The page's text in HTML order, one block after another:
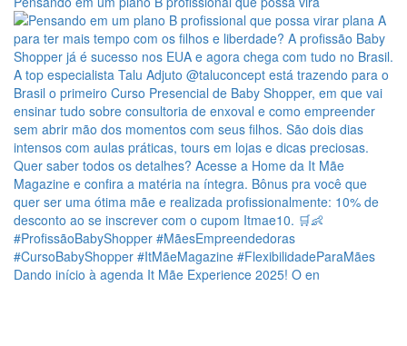
Dando início à agenda It Mãe Experience 2025! O en